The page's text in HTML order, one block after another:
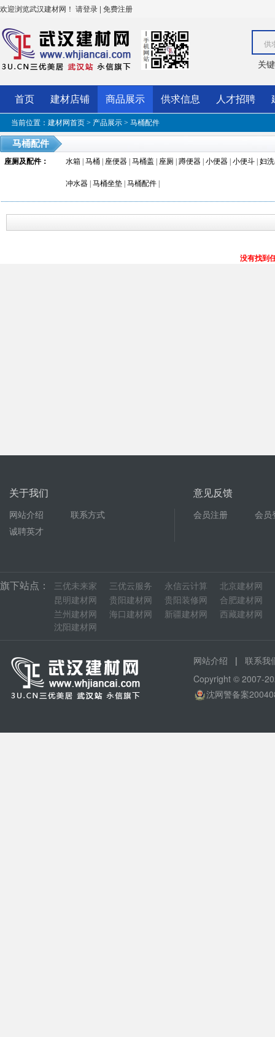
欢迎浏览武汉建材网！ 请登录 | 免费注册
供
关
首页 建材店铺 商品展示 供求信息 人才招聘
当前位置： 建材网首页 > 产品展示 > 马桶配件
马桶配件
座厕及配件： 水箱 马桶 座便器 马桶盖 座厕 蹲便器 小便器 小便斗 妇
冲水器 马桶坐垫 马桶配件
没有找到
关于我们
网站介绍
联系方式
诚聘英才
意见反馈
会员注册 会员
旗下站点： 三优未来家 三优云服务 永信云计算 北京建材网
昆明建材网
贵阳建材网 贵阳装修网 合肥建材网
兰州建材网
海口建材网 新疆建材网 西藏建材网
沈阳建材网
网站介绍 | 联系我
Copyright © 2007-
沈网警备案